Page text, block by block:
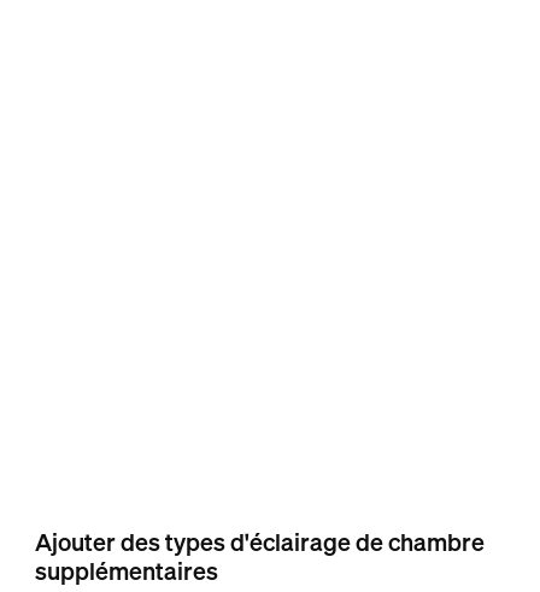
Ajouter des types d'éclairage de chambre
supplémentaires